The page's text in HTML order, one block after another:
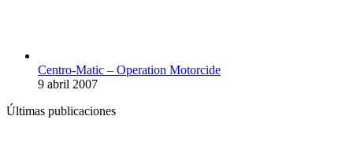
Centro-Matic – Operation Motorcide
9 abril 2007
Últimas publicaciones